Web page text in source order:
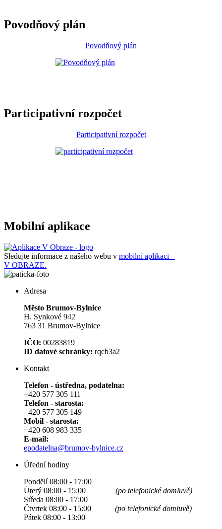
Povodňový plán
Povodňový plán
Participativní rozpočet
Participativní rozpočet
Mobilní aplikace
Sledujte informace z našeho webu v mobilní aplikaci –
V OBRAZE.
Adresa
Město Brumov-Bylnice
H. Synkové 942
763 31 Brumov-Bylnice
IČO: 00283819
ID datové schránky: rqcb3a2
Kontakt
Telefon - ústředna, podatelna:
+420 577 305 111
Telefon - starosta:
+420 577 305 149
Mobil - starosta:
+420 608 983 335
E-mail:
epodatelna@brumov-bylnice.cz
Úřední hodiny
Pondělí 08:00 - 17:00
Úterý 08:00 - 15:00 (po telefonické domluvě)
Středa 08:00 - 17:00
Čtvrtek 08:00 - 15:00 (po telefonické domluvě)
Pátek 08:00 - 13:00